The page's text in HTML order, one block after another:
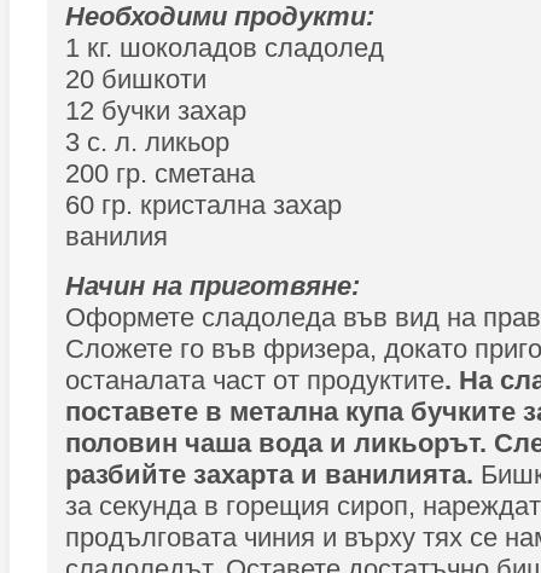
Необходими продукти:
1 кг. шоколадов сладолед
20 бишкоти
12 бучки захар
3 с. л. ликьор
200 гр. сметана
60 гр. кристална захар
ванилия
Начин на приготвяне:
Оформете сладоледа във вид на
Сложете го във фризера, докато
останалата част от продуктите. На
поставете в метална купа бучките
половин чаша вода и ликьорът.
разбийте захарта и ванилията.
за секунда в горещия сироп,
продълговата чиния и върху тях се